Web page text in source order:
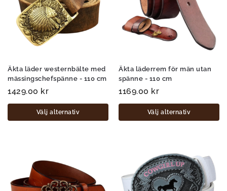
Äkta läder westernbälte med
mässingschefspänne - 110 cm
1429.00 kr
Välj alternativ
Äkta läderrem för män utan
spänne - 110 cm
1169.00 kr
Välj alternativ